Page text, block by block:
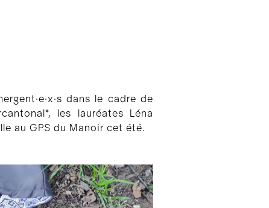
dans le cadre de
les lauréates Léna
au GPS du Manoir cet été.